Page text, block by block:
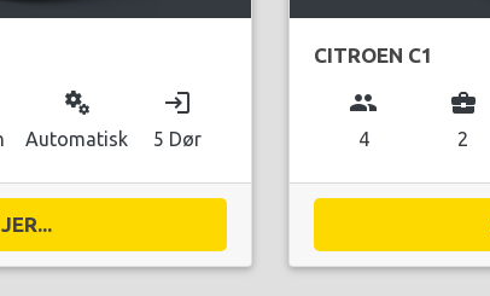
miscellaneous_services
Automatisk
login
5 Dør
CITROEN C1
group
4
business_center
2